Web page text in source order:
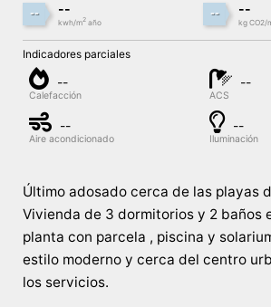
-- --
kwh/m2año
-- --
kg CO2/
Indicadores parciales
--
Calefacción
--
ACS
--
Aire acondicionado
--
Iluminación
Último adosado cerca de las playas
Vivienda de 3 dormitorios y 2 baños
planta con parcela , piscina y
estilo moderno y cerca del centro
los servicios.